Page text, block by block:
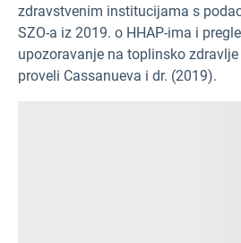
zdravstvenim institucijama s
SZO-a iz 2019. o HHAP-ima i
upozoravanje na toplinsko
proveli Cassanueva i dr. (2019).